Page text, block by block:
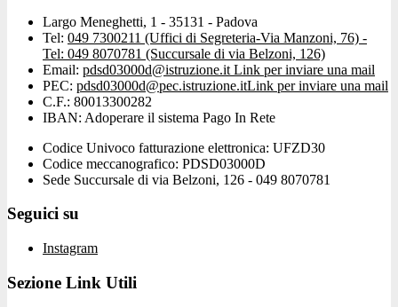
Largo Meneghetti, 1 - 35131 - Padova
Tel: 049 7300211 (Uffici di Segreteria-Via Manzoni, 76) -
Tel: 049 8070781 (Succursale di via Belzoni, 126)
Email: pdsd03000d@istruzione.it Link per inviare una mail
PEC: pdsd03000d@pec.istruzione.itLink per inviare una mail
C.F.: 80013300282
IBAN: Adoperare il sistema Pago In Rete
Codice Univoco fatturazione elettronica: UFZD30
Codice meccanografico: PDSD03000D
Sede Succursale di via Belzoni, 126 - 049 8070781
Seguici su
Instagram
Sezione Link Utili